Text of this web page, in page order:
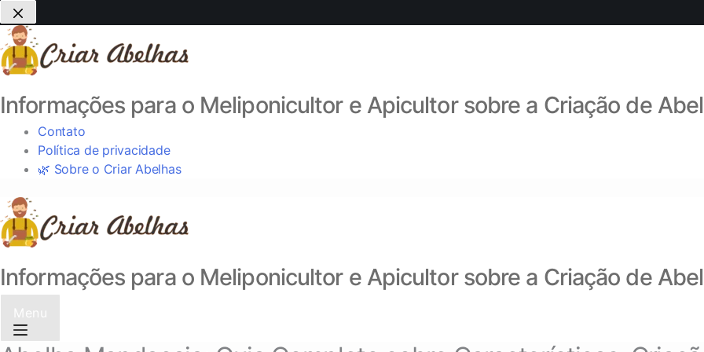
Informações para o Meliponicultor e Apicultor sobre a Criação de
Contato
Política de privacidade
🌿 Sobre o Criar Abelhas
Informações para o Meliponicultor e Apicultor sobre a Criação de
Menu